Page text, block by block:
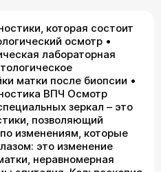
которая состоит
осмотр •
лабораторная
матки после биопсии •
ВПЧ Осмотр
зеркал – это
позволяющий
изменениям, которые
это изменение
неравномерная